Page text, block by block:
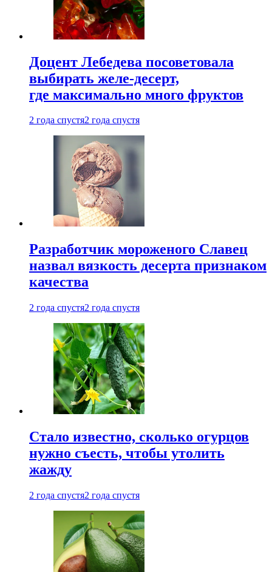
Доцент Лебедева посоветовала
выбирать желе-десерт,
где максимально много фруктов
2 года спустя2 года спустя
Разработчик мороженого Славец
назвал вязкость десерта признаком
качества
2 года спустя2 года спустя
Стало известно, сколько огурцов
нужно съесть, чтобы утолить
жажду
2 года спустя2 года спустя